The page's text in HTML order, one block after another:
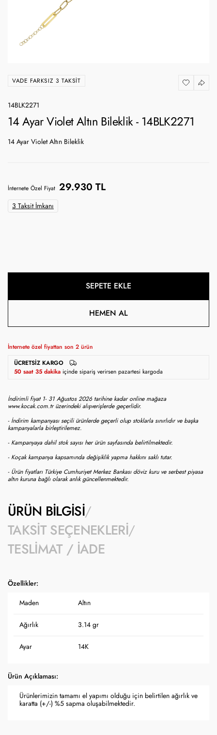
VADE FARKSIZ 3 TAKSIT
14BLK2271
14 Ayar Violet Altın Bileklik - 14BLK2271
14 Ayar Violet Altın Bileklik
İnternete Özel Fiyat 29.930 TL
3 Taksit İmkanı
SEPETE EKLE
HEMEN AL
İnternete özel fiyattan son 2 ürün
ÜCRETSIZ KARGO
50 saat 35 dakika içinde sipariş verirsen pazartesi kargoda
İndirimli fiyat 1- 31 Ağustos 2026 tarihine kadar online mağaza
www.kocak.com.tr üzerindeki alışverişlerde geçerlidir.
- İndirim kampanyası seçili ürünlerde geçerli olup stoklarla sınırlıdır ve başka
kampanyalarla birleştirilemez.
- Kampanyaya dahil stok sayısı her ürün sayfasında belirtilmektedir.
- Koçak kampanya kapsamında değişiklik yapma hakkını saklı tutar.
- Ürün fiyatları Türkiye Cumhuriyet Merkez Bankası döviz kuru ve serbest piyasa
altın kuruna bağlı olarak anlık güncellenmektedir.
ÜRÜN BILGISI
TAKSIT SEÇENEKLERI
TESLIMAT / İADE
Özellikler:
Maden Altın
Ağırlık 3.14 gr
Ayar 14K
Ürün Açıklaması:
Ürünlerimizin tamamı el yapımı olduğu için belirtilen ağırlık ve
karatta (+/-) %5 sapma oluşabilmektedir.